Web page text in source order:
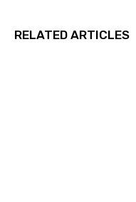
RELATED ARTICLES